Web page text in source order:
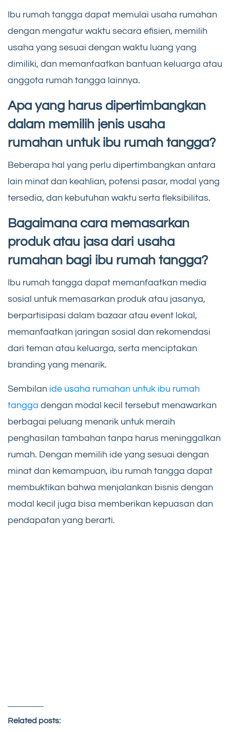
Ibu rumah tangga dapat memulai usaha rumahan
dengan mengatur waktu secara efisien, memilih
usaha yang sesuai dengan waktu luang yang
dimiliki, dan memanfaatkan bantuan keluarga atau
anggota rumah tangga lainnya.
Apa yang harus dipertimbangkan
dalam memilih jenis usaha
rumahan untuk ibu rumah tangga?
Beberapa hal yang perlu dipertimbangkan antara
lain minat dan keahlian, potensi pasar, modal yang
tersedia, dan kebutuhan waktu serta fleksibilitas.
Bagaimana cara memasarkan
produk atau jasa dari usaha
rumahan bagi ibu rumah tangga?
Ibu rumah tangga dapat memanfaatkan media
sosial untuk memasarkan produk atau jasanya,
berpartisipasi dalam bazaar atau event lokal,
memanfaatkan jaringan sosial dan rekomendasi
dari teman atau keluarga, serta menciptakan
branding yang menarik.
Sembilan ide usaha rumahan untuk ibu rumah
tangga dengan modal kecil tersebut menawarkan
berbagai peluang menarik untuk meraih
penghasilan tambahan tanpa harus meninggalkan
rumah. Dengan memilih ide yang sesuai dengan
minat dan kemampuan, ibu rumah tangga dapat
membuktikan bahwa menjalankan bisnis dengan
modal kecil juga bisa memberikan kepuasan dan
pendapatan yang berarti.
Related posts: